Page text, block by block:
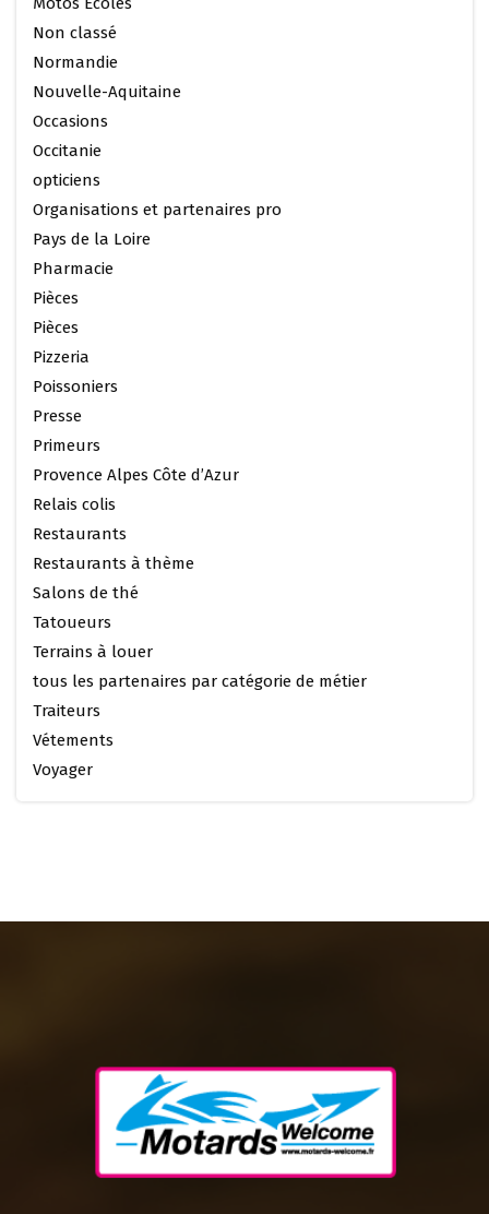
Non classé
Normandie
Nouvelle-Aquitaine
Occasions
Occitanie
opticiens
Organisations et partenaires pro
Pays de la Loire
Pharmacie
Pièces
Pièces
Pizzeria
Poissoniers
Presse
Primeurs
Provence Alpes Côte d’Azur
Relais colis
Restaurants
Restaurants à thème
Salons de thé
Tatoueurs
Terrains à louer
tous les partenaires par catégorie de métier
Traiteurs
Vétements
Voyager